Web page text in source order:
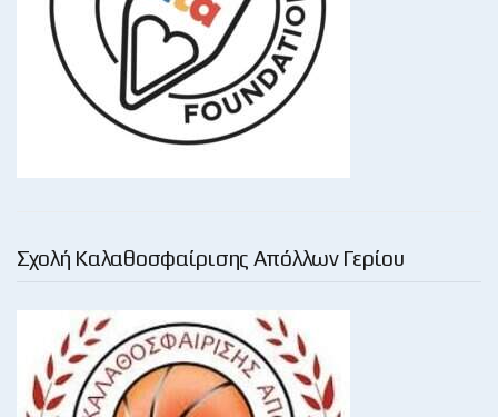
Σχολή Καλαθοσφαίρισης Απόλλων Γερίου